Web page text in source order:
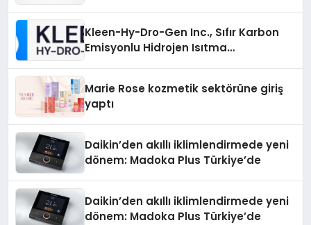
Kleen-Hy-Dro-Gen Inc., Sıfır Karbon
Emisyonlu Hidrojen Isıtma
Marie Rose kozmetik sektörüne giriş
yaptı
Daikin’den akıllı iklimlendirmede yeni
dönem: Madoka Plus Türkiye’de
Daikin’den akıllı iklimlendirmede yeni
dönem: Madoka Plus Türkiye’de